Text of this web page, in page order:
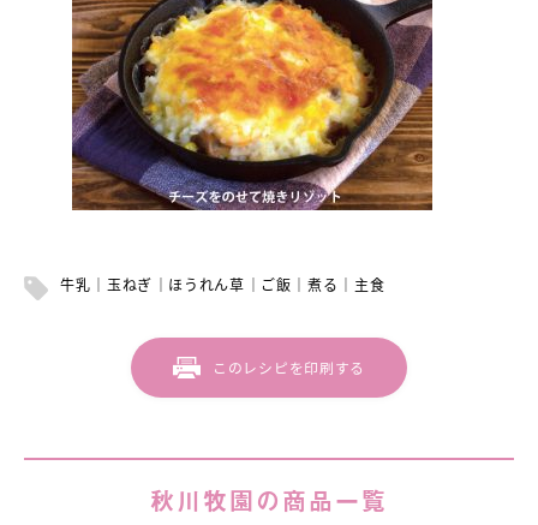
牛乳 玉ねぎ ほうれん草 ご飯 煮る 主食
このレシピを印刷する
秋川牧園の商品一覧